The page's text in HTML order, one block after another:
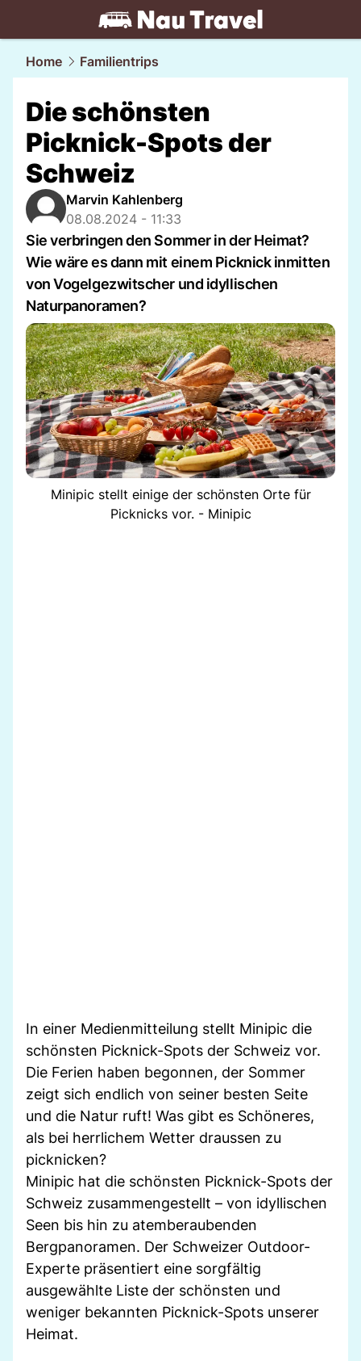
travel.NAU.ch
Home Familientrips
Die schönsten
Picknick-Spots der
Schweiz
Marvin Kahlenberg
08.08.2024 - 11:33
Sie verbringen den Sommer in der Heimat?
Wie wäre es dann mit einem Picknick inmitten
von Vogelgezwitscher und idyllischen
Naturpanoramen?
Minipic stellt einige der schönsten Orte für
Picknicks vor. - Minipic
In einer Medienmitteilung stellt Minipic die
schönsten Picknick-Spots der Schweiz vor.
Die Ferien haben begonnen, der Sommer
zeigt sich endlich von seiner besten Seite
und die Natur ruft! Was gibt es Schöneres,
als bei herrlichem Wetter draussen zu
picknicken?
Minipic hat die schönsten Picknick-Spots der
Schweiz zusammengestellt – von idyllischen
Seen bis hin zu atemberaubenden
Bergpanoramen. Der Schweizer Outdoor-
Experte präsentiert eine sorgfältig
ausgewählte Liste der schönsten und
weniger bekannten Picknick-Spots unserer
Heimat.